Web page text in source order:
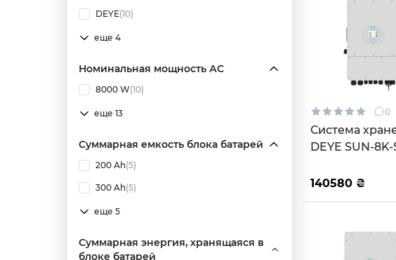
DEYE(10)
еще 4
Номинальная мощность АС
8000 W(10)
еще 13
Суммарная емкость блока батарей
200 Ah(5)
300 Ah(5)
еще 5
Суммарная энергия, хранящаяся в
блоке батарей
0
Система
DEYE SUN-8K-
2BAT LiFePO4
140580₴